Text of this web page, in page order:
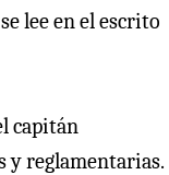
se lee en el escrito
capitán
y reglamentarias.